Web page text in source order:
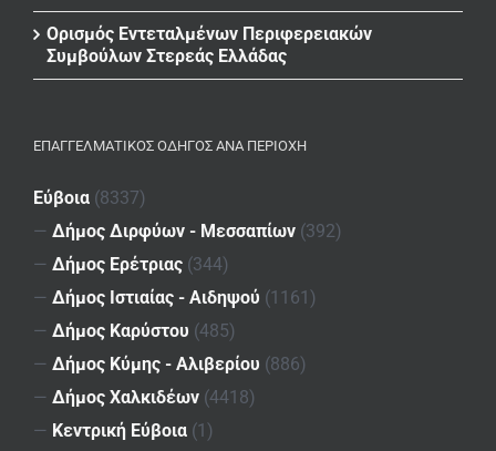
Ορισμός Εντεταλμένων Περιφερειακών
Συμβούλων Στερεάς Ελλάδας
ΕΠΑΓΓΕΛΜΑΤΙΚΌΣ ΟΔΗΓΌΣ ΑΝΆ ΠΕΡΙΟΧΉ
Εύβοια (8337)
— Δήμος Διρφύων - Μεσσαπίων (392)
— Δήμος Ερέτριας (344)
— Δήμος Ιστιαίας - Αιδηψού (1161)
— Δήμος Καρύστου (485)
— Δήμος Κύμης - Αλιβερίου (886)
— Δήμος Χαλκιδέων (4418)
— Κεντρική Εύβοια (1)